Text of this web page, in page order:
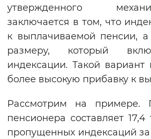
утвержденного
заключается в том, что
к выплачиваемой пенсии,
размеру, который
индексации. Такой вариант
более высокую прибавку к
Рассмотрим на примере.
пенсионера составляет
пропущенных индексаций